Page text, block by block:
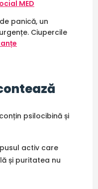
MED
panică, un
Ciupercile
psilocibină și
activ care
și puritatea nu